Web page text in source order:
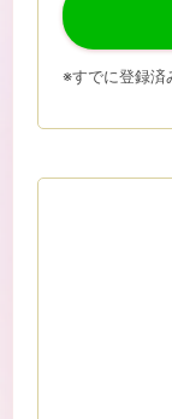
※すでに登録済